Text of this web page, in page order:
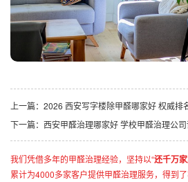
上一篇： 2026 西安写字楼除甲醛哪家好 权威排
下一篇： 西安甲醛治理哪家好 学校甲醛治理公
我们凭借多年的甲醛治理经验，坚持以“还千万
累计为4000多家客户提供甲醛治理服务，得到